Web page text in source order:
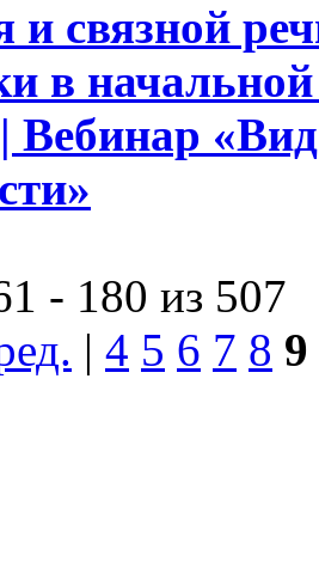
связной
в
Вебинар
- 180 из 507
| 4 5 6 7 8 9